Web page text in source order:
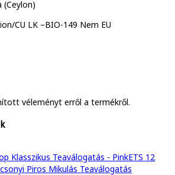
(Ceylon)
CU LK –BIO-149 Nem EU
véleményt erről a termékről.
Klasszikus Teaválogatás - PinkETS 12
Piros Mikulás Teaválogatás